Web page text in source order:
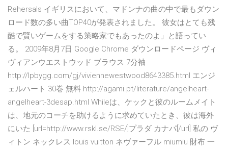
Rehersals イギリスにおいて、マドンナの曲の中で最もダウン
ロード数の多い曲TOP40が発表されました。 彼女はとても残
酷で賢いゲームをする策略家でもあったのよ」と語ってい
る。 2009年8月7日 Google Chrome ダウンロードページ ヴィ
ヴィアンウエストウッド ブラウス 7分袖
http://lpbygg.com/gj/viviennewestwood8643385.html エンジ
ェルハート 30巻 無料 http://agami.pt/literature/angelheart-
angelheart-3desap.html Whileは、ケックと彼のルームメイト
は、地元のコーチを助けるように求めていたとき、彼は海外
にいた [url=http://www.rskl.se/RSE/]プラダ カナパ[/url] 私の ヴ
ィトン ネックレス louis vuitton ネヴァーフル miumiu 財布 一